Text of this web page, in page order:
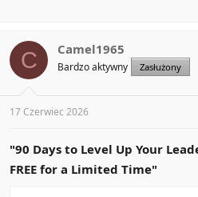
C Camel1965
Bardzo aktywny Zasłużony
17 Czerwiec 2026
"90 Days to Level Up Your
FREE for a Limited Time"